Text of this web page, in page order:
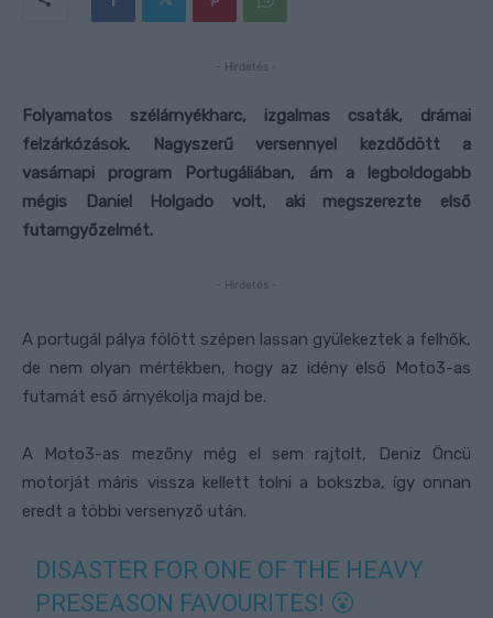
- Hirdetés -
Folyamatos szélárnyékharc, izgalmas csaták, drámai
felzárkózások. Nagyszerű versennyel kezdődött a
vasárnapi program Portugáliában, ám a legboldogabb
mégis Daniel Holgado volt, aki megszerezte első
futamgyőzelmét.
- Hirdetés -
A portugál pálya fölött szépen lassan gyülekeztek a felhők,
de nem olyan mértékben, hogy az idény első Moto3-as
futamát eső árnyékolja majd be.
A Moto3-as mezőny még el sem rajtolt, Deniz Öncü
motorját máris vissza kellett tolni a bokszba, így onnan
eredt a többi versenyző után.
DISASTER FOR ONE OF THE HEAVY
PRESEASON FAVOURITES! 😮